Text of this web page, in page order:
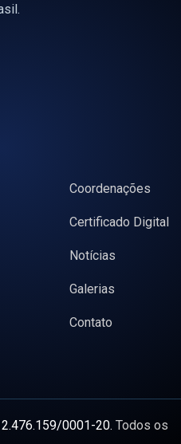
Coordenações
Certificado Digital
Notícias
Galerias
Contato
0001-20. Todos os